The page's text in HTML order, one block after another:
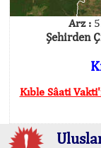
Arz :
Şehirden
Kıble Sâati